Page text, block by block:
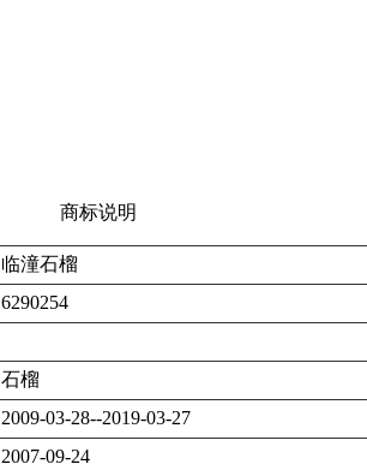
商标说明
临潼石榴
6290254
石榴
2009-03-28--2019-03-27
2007-09-24